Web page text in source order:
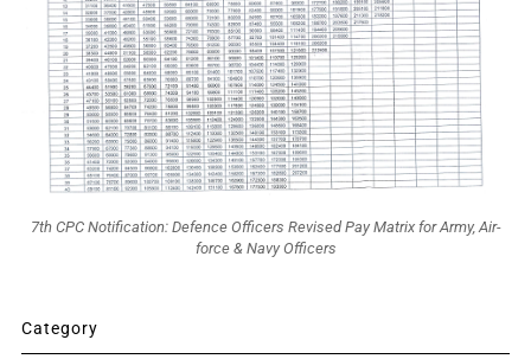
7th CPC Notification: Defence Officers Revised Pay Matrix for Army, Air-
force & Navy Officers
Category